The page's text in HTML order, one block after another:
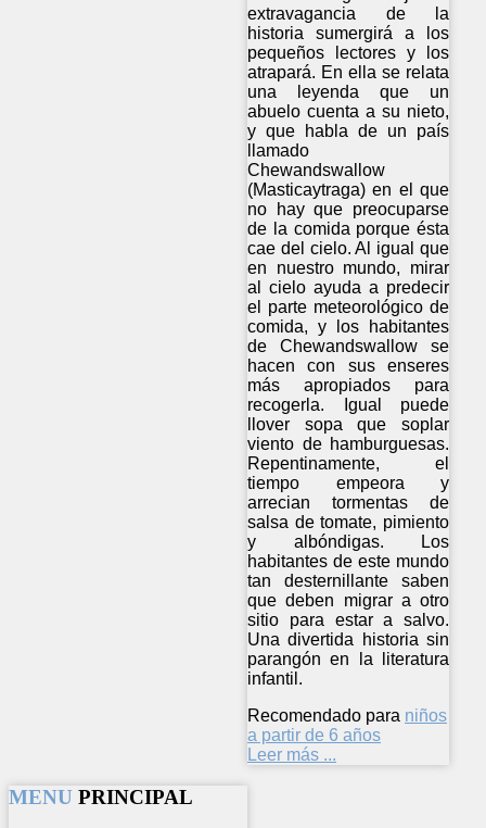
extravagancia de la
historia sumergirá a los
pequeños lectores y los
atrapará. En ella se relata
una leyenda que un
abuelo cuenta a su nieto,
y que habla de un país
llamado
Chewandswallow
(Masticaytraga) en el que
no hay que preocuparse
de la comida porque ésta
cae del cielo. Al igual que
en nuestro mundo, mirar
al cielo ayuda a predecir
el parte meteorológico de
comida, y los habitantes
de Chewandswallow se
hacen con sus enseres
más apropiados para
recogerla. Igual puede
llover sopa que soplar
viento de hamburguesas.
Repentinamente, el
tiempo empeora y
arrecian tormentas de
salsa de tomate, pimiento
y albóndigas. Los
habitantes de este mundo
tan desternillante saben
que deben migrar a otro
sitio para estar a salvo.
Una divertida historia sin
parangón en la literatura
infantil.
Recomendado para niños
a partir de 6 años
Leer más ...
MENU PRINCIPAL